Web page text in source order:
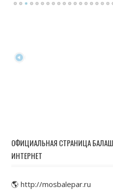
ОФИЦИАЛЬНАЯ СТРАНИЦА
ИНТЕРНЕТ
🌎 http://mosbalepar.ru